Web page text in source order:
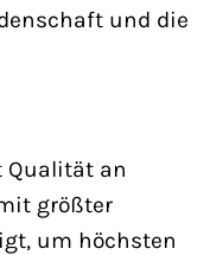
und die
Qualität an
größter
um höchsten